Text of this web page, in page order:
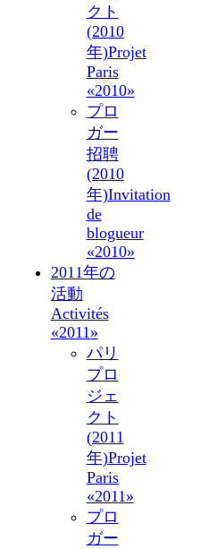
クト
(2010
年)Projet
Paris
«2010»
プロ
ガー
招聘
(2010
年)Invitation
de
blogueur
«2010»
2011年の
活動
Activités
«2011»
パリ
プロ
ジェ
クト
(2011
年)Projet
Paris
«2011»
プロ
ガー